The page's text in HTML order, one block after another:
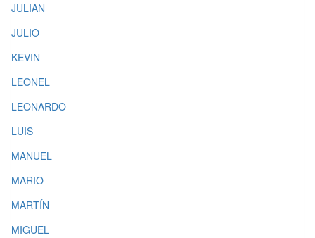
JULIAN
JULIO
KEVIN
LEONEL
LEONARDO
LUIS
MANUEL
MARIO
MARTÍN
MIGUEL